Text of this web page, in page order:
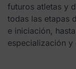
futuros atletas y
todas las etapas
e iniciación,
especialización y